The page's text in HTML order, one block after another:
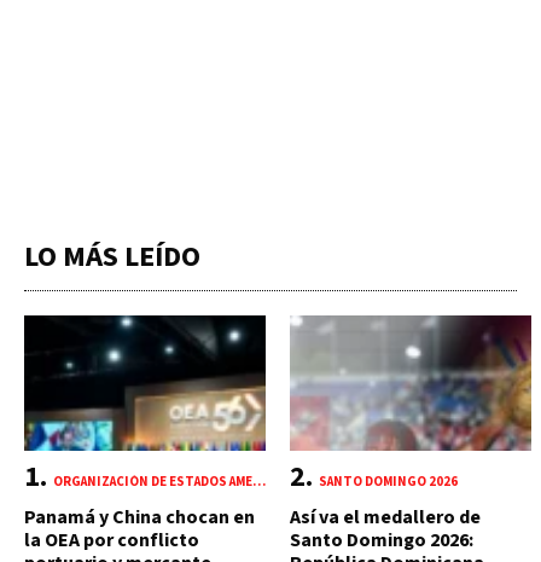
LO MÁS LEÍDO
ORGANIZACIÓN DE ESTADOS AMERICANOS (OEA)
Panamá y China chocan en
la OEA por conflicto
SANTO DOMINGO 2026
Así va el medallero de
Santo Domingo 2026: